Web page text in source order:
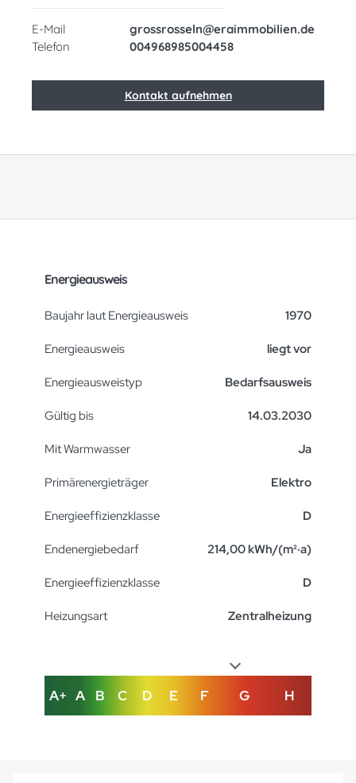
E-Mail
grossrosseln@eraimmobilien.de
Telefon
004968985004458
Kontakt aufnehmen
Energieausweis
Baujahr laut Energieausweis 1970
Energieausweis liegt vor
Energie­ausweistyp Bedarfsausweis
Gültig bis 14.03.2030
Mit Warmwasser Ja
Primärenergieträger Elektro
Energieeffizienzklasse D
Endenergiebedarf 214,00 kWh/(m²·a)
Energieeffizienzklasse D
Heizungsart Zentralheizung
A+ A B C D E F G H